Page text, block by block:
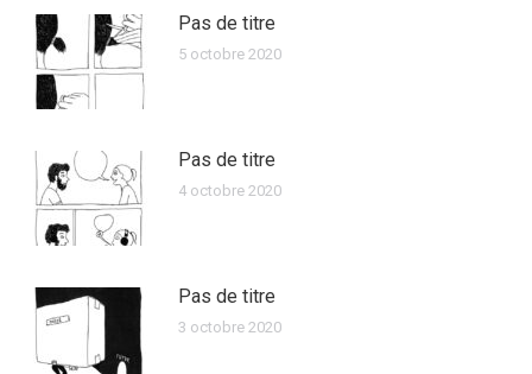
Pas de titre
5 octobre 2020
Pas de titre
4 octobre 2020
Pas de titre
3 octobre 2020